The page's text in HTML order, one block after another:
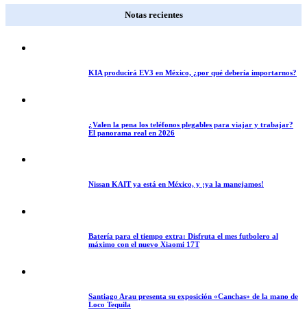
Notas recientes
KIA producirá EV3 en México, ¿por qué debería importarnos?
¿Valen la pena los teléfonos plegables para viajar y trabajar?
El panorama real en 2026
Nissan KAIT ya está en México, y ¡ya la manejamos!
Batería para el tiempo extra: Disfruta el mes futbolero al
máximo con el nuevo Xiaomi 17T
Santiago Arau presenta su exposición «Canchas» de la mano de
Loco Tequila